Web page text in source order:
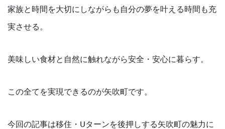
家族と時間を大切にしながらも自分の夢を叶える時間も充
実させる。
美味しい食材と自然に触れながら安全・安心に暮らす。
この全てを実現できるのが矢吹町です。
今回の記事は移住・Uターンを後押しする矢吹町の魅力に